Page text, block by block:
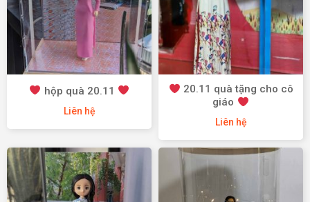
hộp quà 20.11
Liên hệ
20.11 quà tặng cho cô
giáo
Liên hệ